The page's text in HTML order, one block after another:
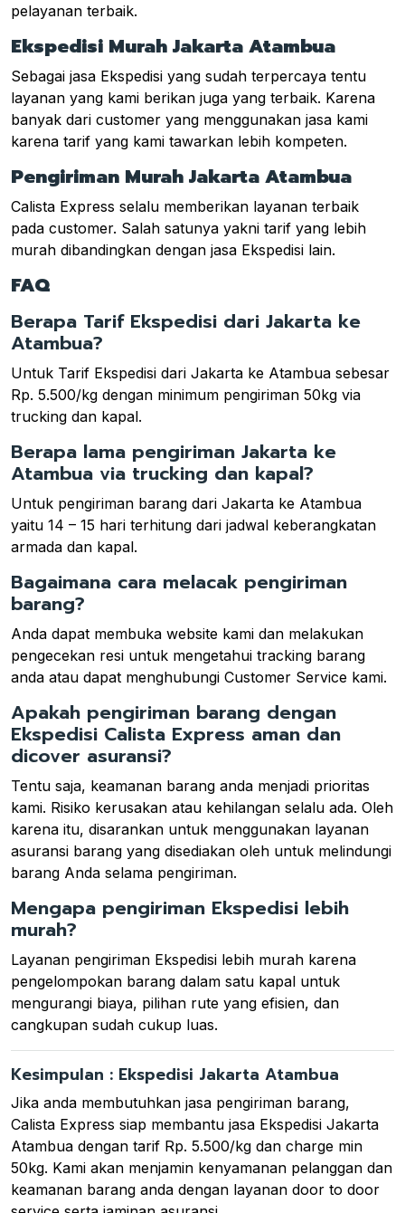
pelayanan terbaik.
Ekspedisi Murah Jakarta Atambua
Sebagai jasa Ekspedisi yang sudah terpercaya tentu
layanan yang kami berikan juga yang terbaik. Karena
banyak dari customer yang menggunakan jasa kami
karena tarif yang kami tawarkan lebih kompeten.
Pengiriman Murah Jakarta Atambua
Calista Express selalu memberikan layanan terbaik
pada customer. Salah satunya yakni tarif yang lebih
murah dibandingkan dengan jasa Ekspedisi lain.
FAQ
Berapa Tarif Ekspedisi dari Jakarta ke
Atambua?
Untuk Tarif Ekspedisi dari Jakarta ke Atambua sebesar
Rp. 5.500/kg dengan minimum pengiriman 50kg via
trucking dan kapal.
Berapa lama pengiriman Jakarta ke
Atambua via trucking dan kapal?
Untuk pengiriman barang dari Jakarta ke Atambua
yaitu 14 – 15 hari terhitung dari jadwal keberangkatan
armada dan kapal.
Bagaimana cara melacak pengiriman
barang?
Anda dapat membuka website kami dan melakukan
pengecekan resi untuk mengetahui tracking barang
anda atau dapat menghubungi Customer Service kami.
Apakah pengiriman barang dengan
Ekspedisi Calista Express aman dan
dicover asuransi?
Tentu saja, keamanan barang anda menjadi prioritas
kami. Risiko kerusakan atau kehilangan selalu ada. Oleh
karena itu, disarankan untuk menggunakan layanan
asuransi barang yang disediakan oleh untuk melindungi
barang Anda selama pengiriman.
Mengapa pengiriman Ekspedisi lebih
murah?
Layanan pengiriman Ekspedisi lebih murah karena
pengelompokan barang dalam satu kapal untuk
mengurangi biaya, pilihan rute yang efisien, dan
cangkupan sudah cukup luas.
Kesimpulan : Ekspedisi Jakarta Atambua
Jika anda membutuhkan jasa pengiriman barang,
Calista Express siap membantu jasa Ekspedisi Jakarta
Atambua dengan tarif Rp. 5.500/kg dan charge min
50kg. Kami akan menjamin kenyamanan pelanggan dan
keamanan barang anda dengan layanan door to door